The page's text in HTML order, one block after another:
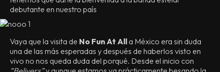
debutante en nuestro país
Vaya que la visita de No Fun At All a México era sin duda
una de las más esperadas y después de haberlos visto en
vivo no nos queda duda del porqué. Desde el inicio con